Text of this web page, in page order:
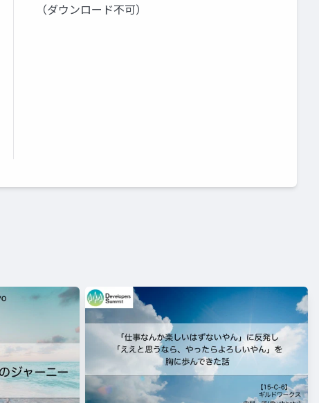
（ダウンロード不可）